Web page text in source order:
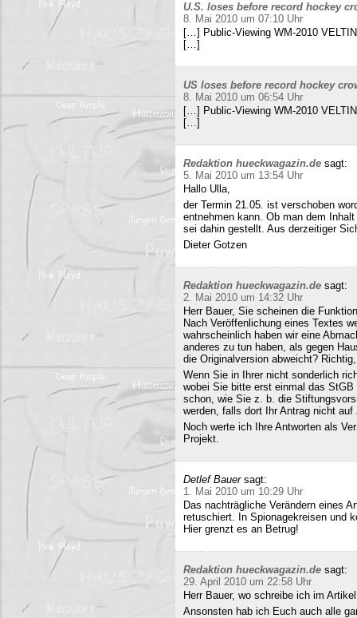
U.S. loses before record hockey
8. Mai 2010 um 07:10 Uhr
[…] Public-Viewing WM-2010
[…]
US loses before record hockey
8. Mai 2010 um 06:54 Uhr
[…] Public-Viewing WM-2010
[…]
Redaktion hueckwagazin.de sagt:
5. Mai 2010 um 13:54 Uhr
Hallo Ulla,
der Termin 21.05. ist verschoben
entnehmen kann. Ob man dem
sei dahin gestellt. Aus derzeitiger
Dieter Gotzen
Redaktion hueckwagazin.de sagt:
2. Mai 2010 um 14:32 Uhr
Herr Bauer, Sie scheinen die
Nach Veröffenlichung eines Textes
wahrscheinlich haben wir eine
anderes zu tun haben, als gegen
die Originalversion abweicht?
Wenn Sie in Ihrer nicht sonderlich
wobei Sie bitte erst einmal das
schon, wie Sie z. b. die
werden, falls dort Ihr Antrag nicht
Noch werte ich Ihre Antworten als
Projekt.
Detlef Bauer sagt:
1. Mai 2010 um 10:29 Uhr
Das nachträgliche Verändern eines
retuschiert. In Spionagekreisen und
Hier grenzt es an Betrug!
Redaktion hueckwagazin.de sagt:
29. April 2010 um 22:58 Uhr
Herr Bauer, wo schreibe ich im
Ansonsten hab ich Euch auch alle